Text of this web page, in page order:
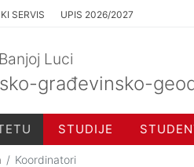
SERVIS UPIS 2026/2027
Luci
građevinsko-
STUDIJE
Koordinatori